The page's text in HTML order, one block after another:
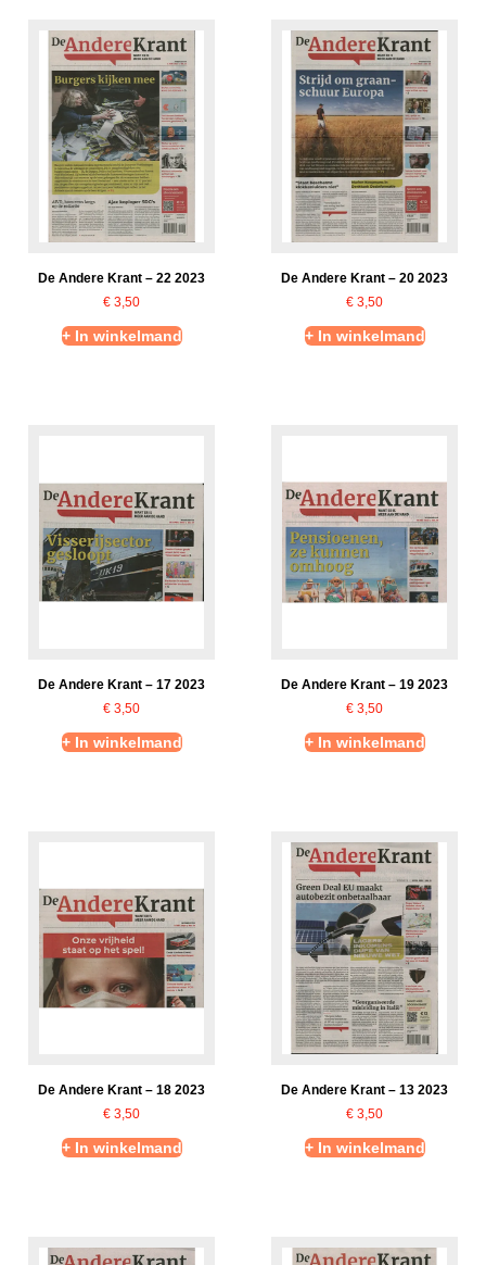
De Andere Krant – 22 2023
€ 3,50
+ In winkelmand
De Andere Krant – 20 2023
€ 3,50
+ In winkelmand
De Andere Krant – 17 2023
€ 3,50
+ In winkelmand
De Andere Krant – 19 2023
€ 3,50
+ In winkelmand
De Andere Krant – 18 2023
€ 3,50
+ In winkelmand
De Andere Krant – 13 2023
€ 3,50
+ In winkelmand